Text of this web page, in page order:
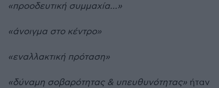
«προοδευτική συμμαχία...»
«άνοιγμα στο κέντρο»
«εναλλακτική πρόταση»
«δύναμη σοβαρότητας & υπευθυνότητας» ήταν